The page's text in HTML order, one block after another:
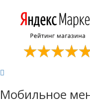
Мобильное